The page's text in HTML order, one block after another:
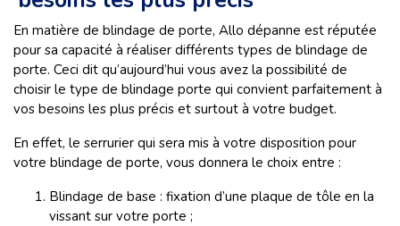
En matière de blindage de porte, Allo dépanne est réputée
pour sa capacité à réaliser différents types de blindage de
porte. Ceci dit qu’aujourd’hui vous avez la possibilité de
choisir le type de blindage porte qui convient parfaitement à
vos besoins les plus précis et surtout à votre budget.
En effet, le serrurier qui sera mis à votre disposition pour
votre blindage de porte, vous donnera le choix entre :
Blindage de base : fixation d’une plaque de tôle en la
vissant sur votre porte ;